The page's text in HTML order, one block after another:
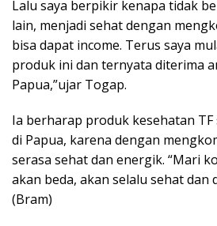
Lalu saya berpikir kenapa tidak
lain, menjadi sehat dengan
bisa dapat income. Terus saya
produk ini dan ternyata diterima
Papua,”ujar Togap.
Ia berharap produk kesehatan
di Papua, karena dengan
serasa sehat dan energik. “Mari
akan beda, akan selalu sehat dan
(Bram)